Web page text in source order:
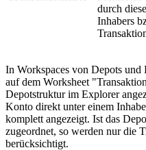
durch
Inhabers
In Workspaces von Depots
auf dem Worksheet
Depotstruktur im Explorer
Konto direkt unter einem
komplett angezeigt. Ist das
zugeordnet, so werden nur die
berücksichtigt.